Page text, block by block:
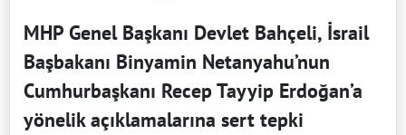
MHP Genel Başkanı Devlet Bahçeli, İsrail
Başbakanı Binyamin Netanyahu’nun
Cumhurbaşkanı Recep Tayyip Erdoğan’a
yönelik açıklamalarına sert tepki